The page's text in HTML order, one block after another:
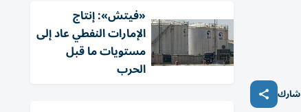
شارك
«فيتش»: إنتاج
الإمارات النفطي عاد إلى
مستويات ما قبل
الحرب